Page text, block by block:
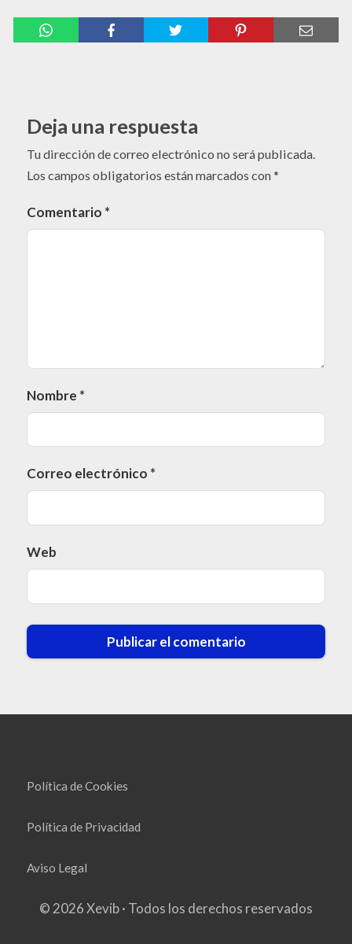
Deja una respuesta
Tu dirección de correo electrónico no será publicada.
Los campos obligatorios están marcados con*
Comentario *
Nombre *
Correo electrónico *
Web
Política de Cookies
Política de Privacidad
Aviso Legal
© 2026 Xevib · Todos los derechos reservados